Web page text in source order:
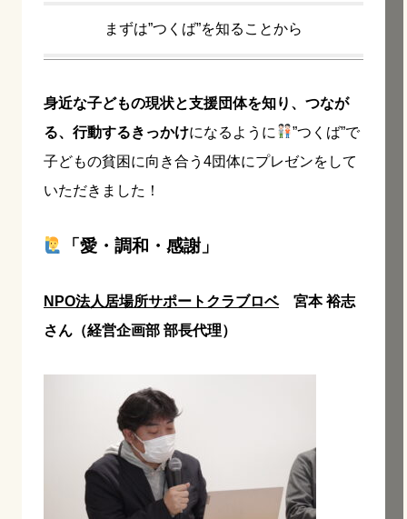
まずは”つくば”を知ることから
身近な子どもの現状と支援団体を知り、つなが
る、行動するきっかけになるように
”つくば”で
子どもの貧困に向き合う4団体にプレゼンをして
いただきました！
「愛・調和・感謝」
NPO法人居場所サポートクラブロベ宮本 裕志
さん（経営企画部 部長代理）